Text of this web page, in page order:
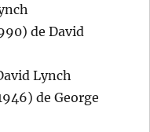
de David
Lynch
de George